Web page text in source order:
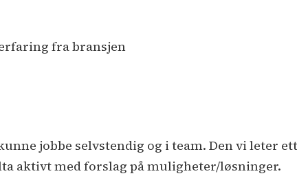
fra bransjen
jobbe selvstendig og i team. Den vi leter
aktivt med forslag på muligheter/løsninger.